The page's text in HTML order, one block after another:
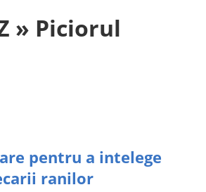
» Piciorul
pentru a intelege
ranilor